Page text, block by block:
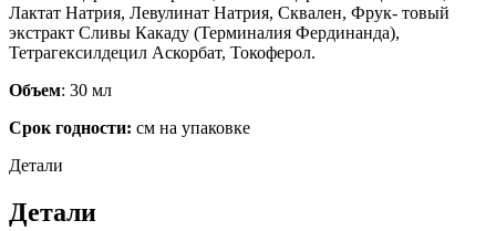
Лактат Натрия, Левулинат Натрия, Сквален, Фрук- товый
экстракт Сливы Какаду (Терминалия Фердинанда),
Тетрагексилдецил Аскорбат, Токоферол.
Объем: 30 мл
Срок годности: см на упаковке
Детали
Детали